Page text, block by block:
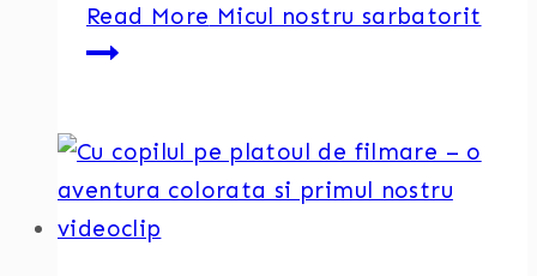
Read More Micul nostru sarbatorit